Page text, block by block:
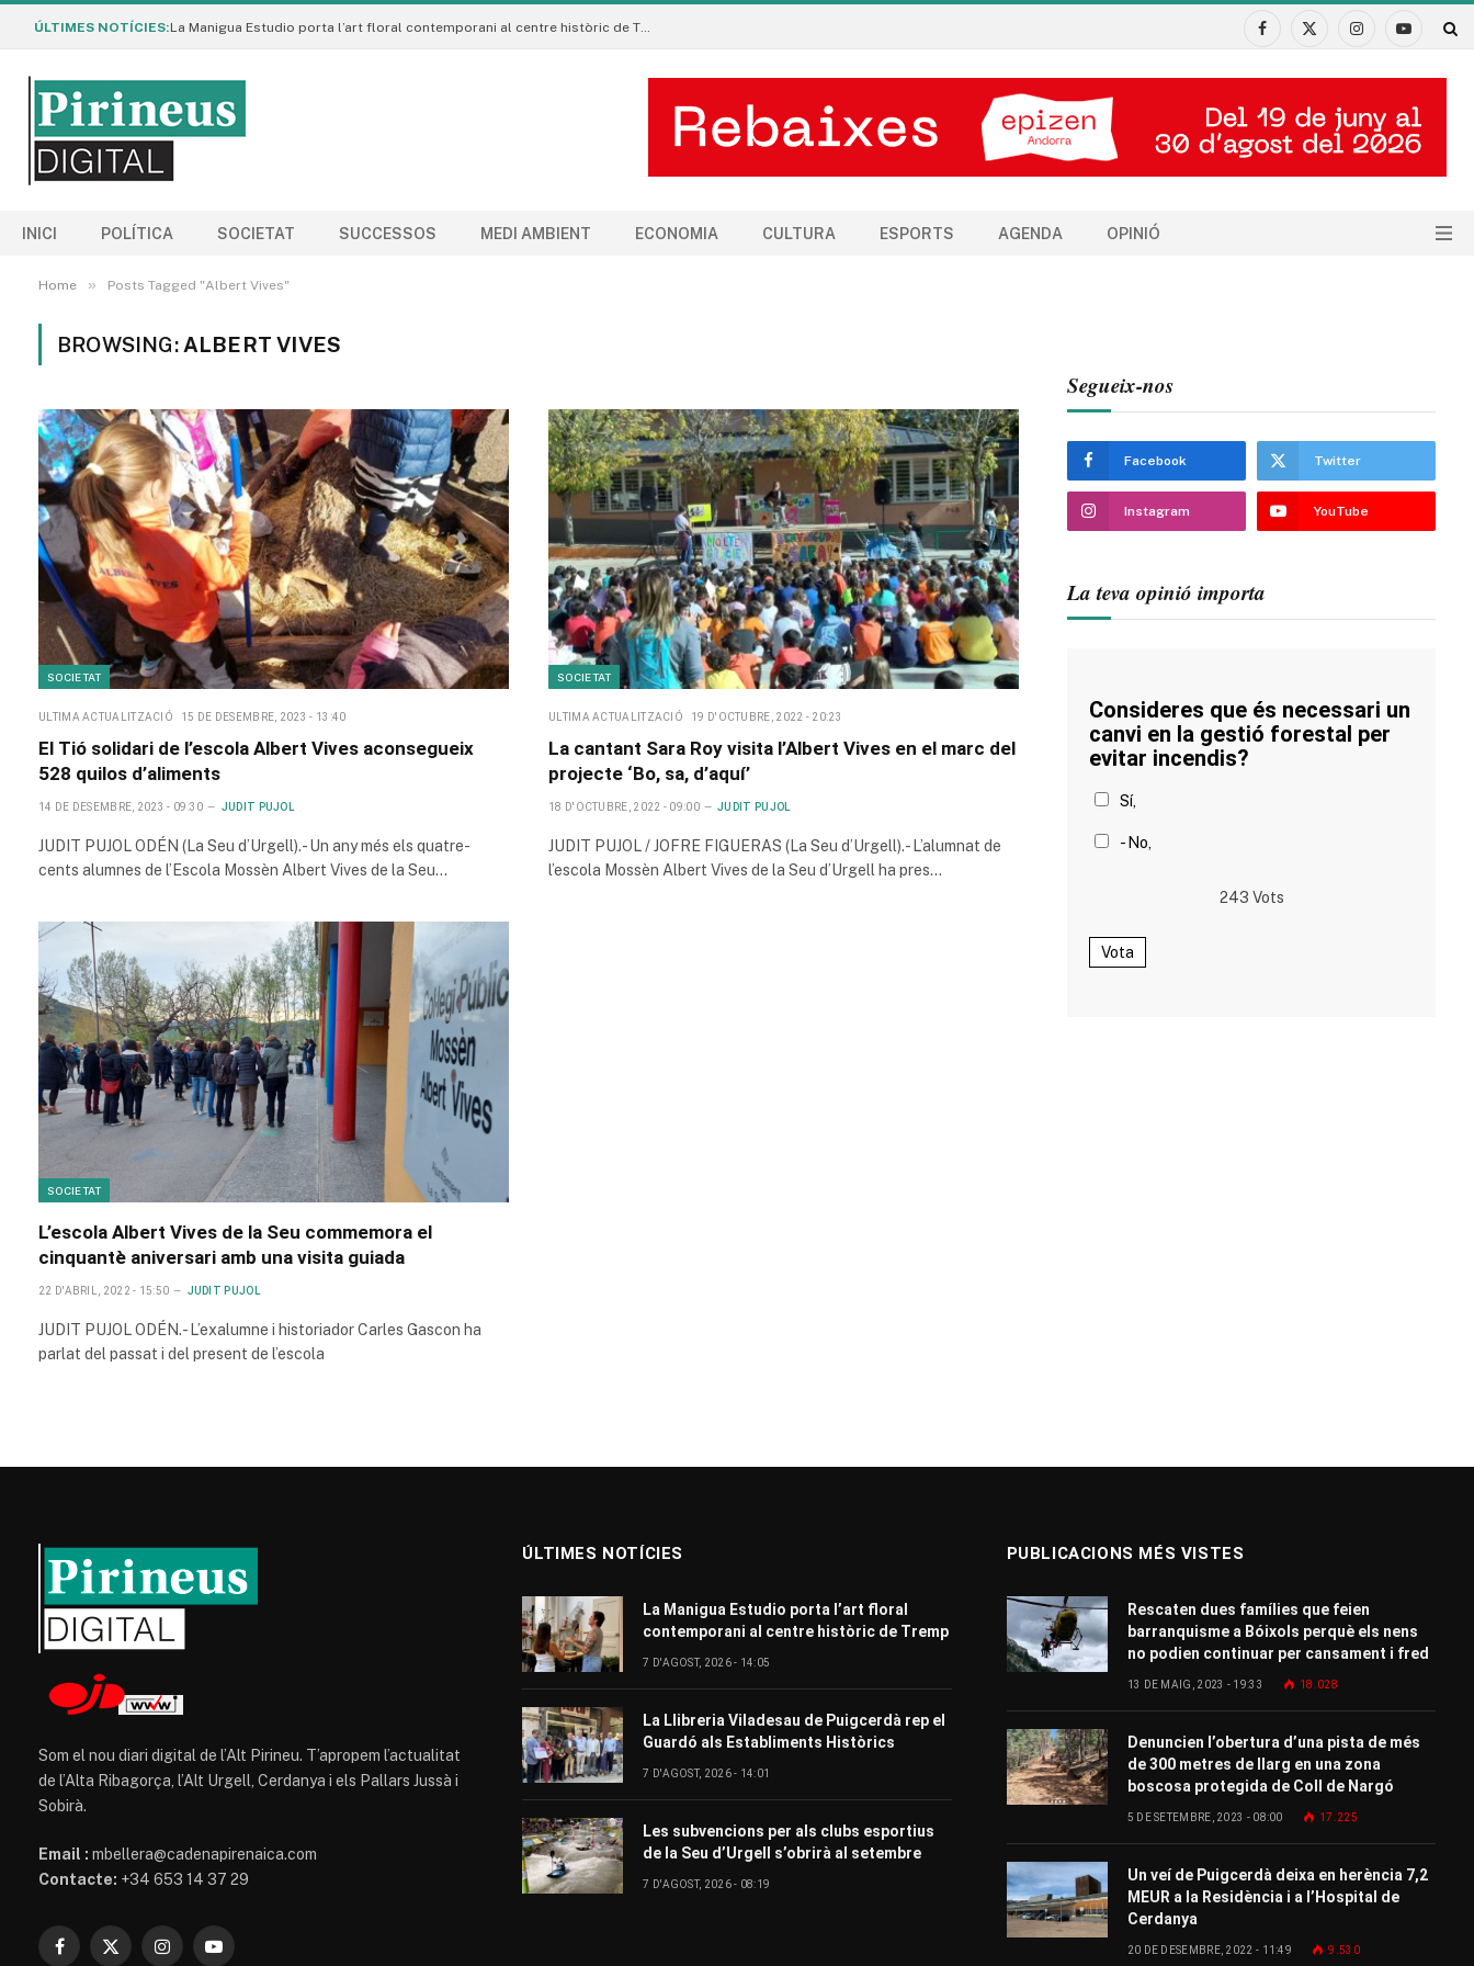
ÚLTIMES NOTÍCIES: La Manigua Estudio porta l’art floral contemporani al centre històric de Tremp
Facebook
X
InstagramYouTube
INICI POLÍTICA SOCIETAT SUCCESSOS MEDI AMBIENT ECONOMIA CULTURA ESPORTS AGENDA OPINIÓ
Home » Posts Tagged "Albert Vives"
BROWSING: ALBERT VIVES
SOCIETAT
ULTIMA ACTUALITZACIÓ 15 DE DESEMBRE, 2023 - 13:40
El Tió solidari de l’escola Albert Vives aconsegueix
528 quilos d’aliments
14 DE DESEMBRE, 2023 - 09:30 JUDIT PUJOL
JUDIT PUJOL ODÉN (La Seu d’Urgell).- Un any més els quatre-
cents alumnes de l’Escola Mossèn Albert Vives de la Seu…
SOCIETAT
ULTIMA ACTUALITZACIÓ 19 D'OCTUBRE, 2022 - 20:23
La cantant Sara Roy visita l’Albert Vives en el marc del
projecte ‘Bo, sa, d’aquí’
18 D'OCTUBRE, 2022 - 09:00 JUDIT PUJOL
JUDIT PUJOL / JOFRE FIGUERAS (La Seu d’Urgell).- L’alumnat de
l’escola Mossèn Albert Vives de la Seu d’Urgell ha pres…
SOCIETAT
L’escola Albert Vives de la Seu commemora el
cinquantè aniversari amb una visita guiada
22 D'ABRIL, 2022 - 15:50 JUDIT PUJOL
JUDIT PUJOL ODÉN.- L’exalumne i historiador Carles Gascon ha
parlat del passat i del present de l’escola
Segueix-nos
Facebook Twitter
Instagram YouTube
La teva opinió importa
Consideres que és necessari un
canvi en la gestió forestal per
evitar incendis?
Sí,
- No,
243 Vots
Vota
Som el nou diari digital de l’Alt Pirineu. T’apropem l’actualitat
de l’Alta Ribagorça, l’Alt Urgell, Cerdanya i els Pallars Jussà i
Sobirà.
Email : mbellera@cadenapirenaica.com
Contacte: +34 653 14 37 29
Facebook
X InstagramYouTube
ÚLTIMES NOTÍCIES
La Manigua Estudio porta l’art floral
contemporani al centre històric de Tremp
7 D'AGOST, 2026 - 14:05
La Llibreria Viladesau de Puigcerdà rep el
Guardó als Establiments Històrics
7 D'AGOST, 2026 - 14:01
Les subvencions per als clubs esportius
de la Seu d’Urgell s’obrirà al setembre
7 D'AGOST, 2026 - 08:19
PUBLICACIONS MÉS VISTES
Rescaten dues famílies que feien
barranquisme a Bóixols perquè els nens
no podien continuar per cansament i fred
13 DE MAIG, 2023 - 19:33 18.028
Denuncien l’obertura d’una pista de més
de 300 metres de llarg en una zona
boscosa protegida de Coll de Nargó
5 DE SETEMBRE, 2023 - 08:00 17.225
Un veí de Puigcerdà deixa en herència 7,2
MEUR a la Residència i a l’Hospital de
Cerdanya
20 DE DESEMBRE, 2022 - 11:49 9.530